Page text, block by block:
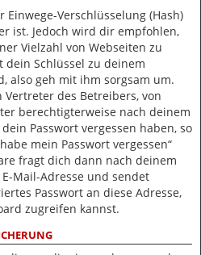
Verschlüsselung (Hash)
ist. Jedoch wird dir empfohlen,
Vielzahl von Webseiten zu
dein Schlüssel zu deinem
also geh mit ihm sorgsam um.
des Betreibers, von
berechtigterweise nach deinem
Passwort vergessen haben, so
mein Passwort vergessen“
fragt dich dann nach deinem
Mail-Adresse und sendet
Passwort an diese Adresse,
zugreifen kannst.